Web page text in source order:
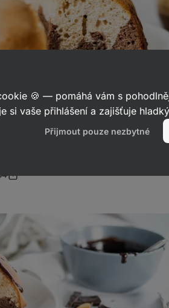
ze špaldové mouky
4Sdílet
🍪 — pomáhá vám s
si vaše přihlášení a zajišťuje
Přijmout pouze nezbytné